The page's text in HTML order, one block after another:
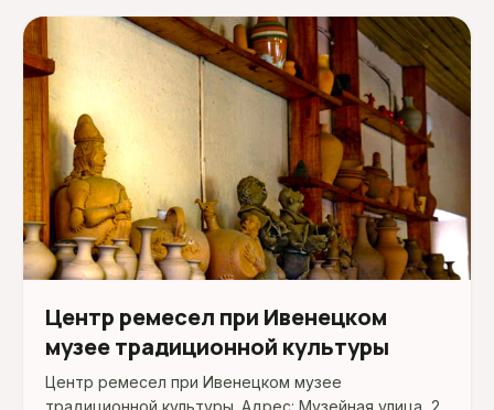
Центр ремесел при Ивенецком
музее традиционной культуры
Центр ремесел при Ивенецком музее
традиционной культуры. Адрес: Музейная улица, 2